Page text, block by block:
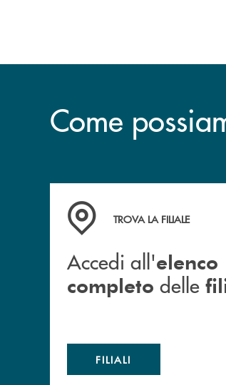
Come
Accedi all' elenco completo
TROVA LA FILIALE
Accedi all'elenco
completo delle
FILIALI